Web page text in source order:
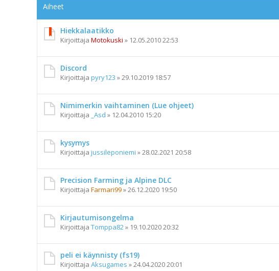
Aiheet
Hiekkalaatikko
Kirjoittaja Motokuski » 12.05.2010 22:53
Discord
Kirjoittaja pyry123 »29.10.2019 18:57
Nimimerkin vaihtaminen (Lue ohjeet)
Kirjoittaja _Asd » 12.04.2010 15:20
kysymys
Kirjoittaja jussileponiemi »28.02.2021 20:58
Precision Farming ja Alpine DLC
Kirjoittaja Farmari99»26.12.2020 19:50
Kirjautumisongelma
Kirjoittaja Tomppa82» 19.10.2020 20:32
peli ei käynnisty (fs19)
Kirjoittaja Aksugames »24.04.2020 20:01